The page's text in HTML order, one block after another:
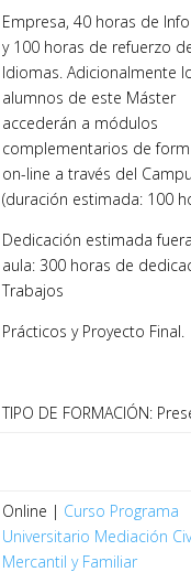
Empresa, 40 horas de
y 100 horas de refuerzo
Idiomas. Adicionalmente
alumnos de este Máster
accederán a módulos
complementarios de
on-line a través del
(duración estimada: 100
Dedicación estimada
aula: 300 horas de
Trabajos
Prácticos y Proyecto Final.
TIPO DE FORMACIÓN:
Online | Curso Programa
Universitario Mediación
Mercantil y Familiar